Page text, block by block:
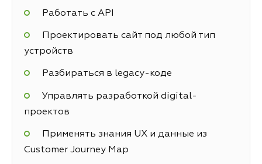
Работать с API
Проектировать сайт под любой тип
устройств
Разбираться в legacy-коде
Управлять разработкой digital-
проектов
Применять знания UX и данные из
Customer Journey Map